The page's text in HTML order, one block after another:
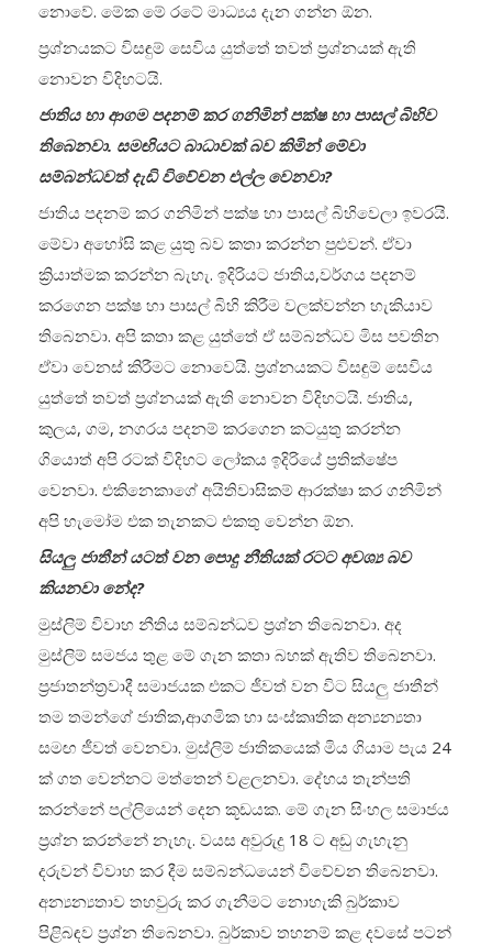
නොවේ. මේක මේ රටේ මාධ්‍යය දැන ගන්න ඕන.
ප්‍රශ්නයකට විසඳුම් සෙවිය යුත්තේ තවත් ප්‍රශ්නයක් ඇති
නොවන විදිහටයි.
ජාතිය හා ආගම පදනම් කර ගනිමින් පක්ෂ හා පාසල් බිහිව
තිබෙනවා. සමඟියට බාධාවක් බව කිමින් මේවා
සම්බන්ධවත් දැඩි විවේචන එල්ල වෙනවා?
ජාතිය පදනම් කර ගනිමින් පක්ෂ හා පාසල් බිහිවෙලා ඉවරයි.
මේවා අහෝසි කළ යුතු බව කතා කරන්න පුළුවන්. ඒවා
ක්‍රියාත්මක කරන්න බැහැ. ඉදිරියට ජාතිය,වර්ගය පදනම්
කරගෙන පක්ෂ හා පාසල් බිහි කිරීම වලක්වන්න හැකියාව
තිබෙනවා. අපි කතා කළ යුත්තේ ඒ සම්බන්ධව මිස පවතින
ඒවා වෙනස් කිරීමට නොවෙයි. ප්‍රශ්නයකට විසඳුම් සෙවිය
යුත්තේ තවත් ප්‍රශ්නයක් ඇති නොවන විදිහටයි. ජාතිය,
කුලය, ගම, නගරය පදනම් කරගෙන කටයුතු කරන්න
ගියොත් අපි රටක් විදිහට ලෝකය ඉදිරියේ ප්‍රතික්ෂේප
වෙනවා. එකිනෙකාගේ අයිතිවාසිකම් ආරක්ෂා කර ගනිමින්
අපි හැමෝම එක තැනකට එකතු වෙන්න ඕන.
සියලු ජාතීන් යටත් වන පොදු නීතියක් රටට අවශ්‍ය බව
කියනවා නේද?
මුස්ලිම් විවාහ නීතිය සම්බන්ධව ප්‍රශ්න තිබෙනවා. අද
මුස්ලිම් සමජය තුළ මේ ගැන කතා බහක් ඇතිව තිබෙනවා.
ප්‍රජාතන්ත්‍රවාදී සමාජයක එකට ජීවත් වන විට සියලු ජාතීන්
තම තමන්ගේ ජාතික,ආගමික හා සංස්කෘතික අන්‍යන්‍යතා
සමඟ ජීවත් වෙනවා. මුස්ලිම් ජාතිකයෙක් මිය ගියාම පැය 24
ක් ගත වෙන්නට මත්තෙන් වළලනවා. දේහය තැන්පති
කරන්නේ පල්ලියෙන් දෙන කූඩයක. මේ ගැන සිංහල සමාජය
ප්‍රශ්න කරන්නේ නැහැ. වයස අවුරුදු 18 ට අඩු ගැහැනු
දරුවන් විවාහ කර දීම සම්බන්ධයෙන් විවේචන තිබෙනවා.
අන්‍යන්‍යතාව තහවුරු කර ගැනීමට නොහැකි බුර්කාව
පිළිබඳව ප්‍රශ්න තිබෙනවා. බුර්කාව තහනම් කළ දවසේ පටන්